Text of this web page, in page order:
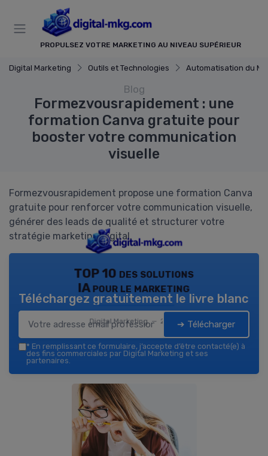
PROPULSEZ VOTRE MARKETING AU NIVEAU SUPÉRIEUR
Digital Marketing Outils et Technologies Automatisation du
Blog
Formezvousrapidement : une
formation Canva gratuite pour
booster votre communication
visuelle
Formezvousrapidement propose une formation Canva
gratuite pour renforcer votre communication visuelle,
générer des leads de qualité et structurer votre
stratégie marketing digital.
TOP 10 des solutions
IA pour le marketing
Digital Marketing — 2026
Téléchargez gratuitement le livre blanc
➔ Télécharger
* En remplissant ce formulaire, j’accepte d’être contacté(e) à
des fins commerciales par Digital Marketing et ses
partenaires.
Panneau de gestion des cookies